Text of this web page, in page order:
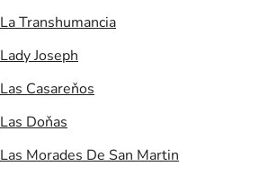
La Transhumancia
Lady Joseph
Las Casareňos
Las Doňas
Las Morades De San Martin